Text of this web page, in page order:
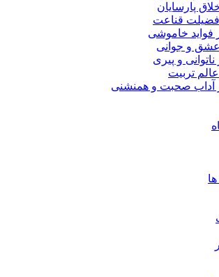
پارسایان
قناعت
فواید خاموشى
عشق و جوانى
و پیرى
تربیت
آداب صحبت و همنشنى